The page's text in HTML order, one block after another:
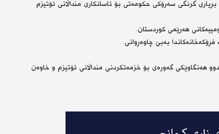
گرنگی سەرۆكی حكومەتی بۆ ئاسانكاری منداڵانی ئۆتیزم
هەرێمی كوردستان.
بەبێ چاوەڕوانی.
هەنگاوێكی گەورەی بۆ خزمەتكردنی منداڵانی ئۆتیزم و خاوەن